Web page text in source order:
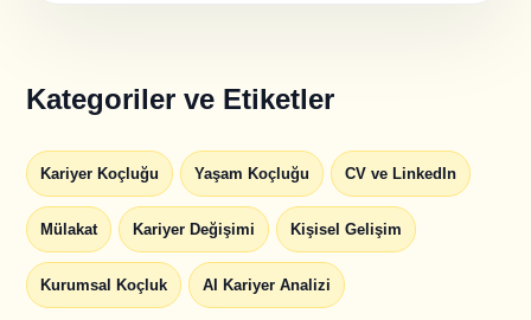
Kategoriler ve Etiketler
Kariyer Koçluğu Yaşam Koçluğu CV ve LinkedIn
Mülakat Kariyer Değişimi Kişisel Gelişim
Kurumsal Koçluk AI Kariyer Analizi